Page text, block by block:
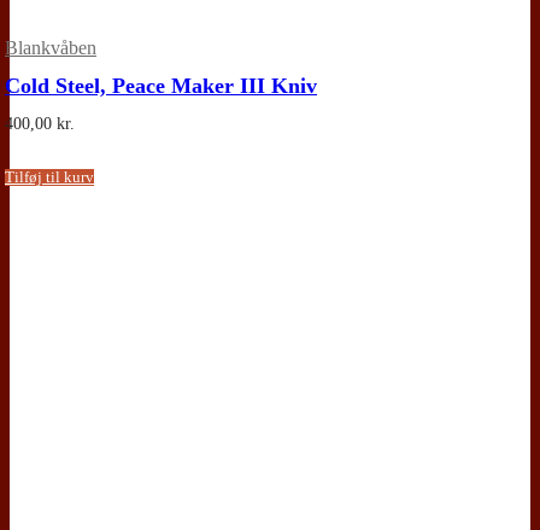
Blankvåben
Cold Steel, Peace Maker III Kniv
400,00 kr.
Tilføj til kurv